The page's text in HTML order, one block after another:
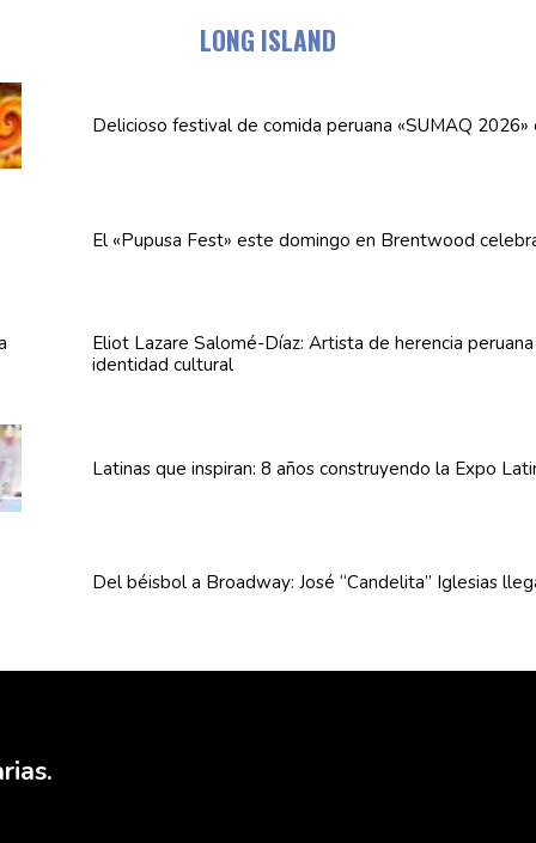
LONG ISLAND
Delicioso festival de comida peruana «SUMAQ
El «Pupusa Fest» este domingo en Brentwood
Eliot Lazare Salomé-Díaz: Artista de herencia
identidad cultural
Latinas que inspiran: 8 años construyendo la Expo
Del béisbol a Broadway: José “Candelita” Iglesias